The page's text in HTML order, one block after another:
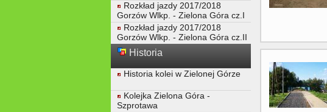
Rozkład jazdy 2017/2018
Gorzów Wlkp. - Zielona Góra cz.I
Rozkład jazdy 2017/2018
Gorzów Wlkp. - Zielona Góra cz.II
Historia
Historia kolei w Zielonej Górze
Kolejka Zielona Góra -
Szprotawa